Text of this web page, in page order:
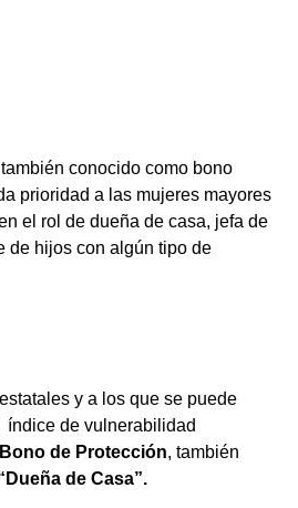
conocido como bono
prioridad a las mujeres mayores
el rol de dueña de casa, jefa de
de hijos con algún tipo de
y a los que se puede
de vulnerabilidad
Bono de Protección, también
de Casa”.